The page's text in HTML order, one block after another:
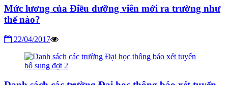
Mức lương của Điều dưỡng viên mới ra trường như
thế nào?
22/04/2017